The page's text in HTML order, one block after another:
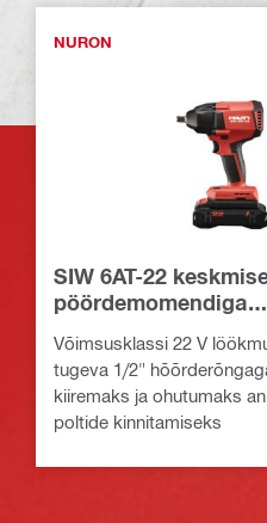
NURON
SIW 6AT-22
pöördemomendiga
Võimsusklassi 22 V
tugeva 1/2"
kiiremaks ja ohutumaks
poltide kinnitamiseks